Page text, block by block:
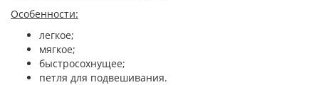
Особенности:
легкое;
мягкое;
быстросохнущее;
петля для подвешивания.